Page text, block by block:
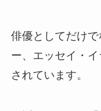
俳優としてだけ
ー、エッセイ・
されています。